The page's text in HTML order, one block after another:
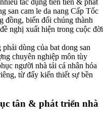
tác dụng tiên tiến & phát
san cam le da nang Cấp Tốc
đồng, biến đổi chúng thành
nghị xuất hiện trong cuộc đời
dùng của bat dong san
chuyên nghiệp môn tùy
người nhà tải cá nhân hóa
từ đấy kiến thiết sự bền
tân & phát triển nhà